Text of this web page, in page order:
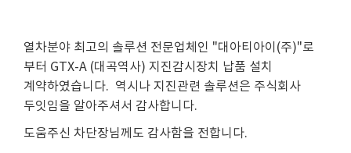
열차분야 최고의 솔루션 전문업체인 "대아티아이(주)"로
부터 GTX-A (대곡역사) 지진감시장치 납품 설치
계약하였습니다. 역시나 지진관련 솔루션은 주식회사
두잇임을 알아주셔서 감사합니다.
도움주신 차단장님께도 감사함을 전합니다.